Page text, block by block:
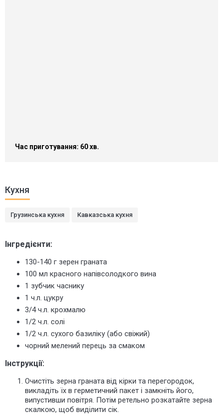
Час приготування: 60 хв.
Кухня
Грузинська кухня Кавказська кухня
Інгредієнти:
130-140 г зерен граната
100 мл красного напівсолодкого вина
1 зубчик часнику
1 ч.л. цукру
3/4 ч.л. крохмалю
1/2 ч.л. солі
1/2 ч.л. сухого базиліку (або свіжий)
чорний мелений перець за смаком
Інструкції:
Очистіть зерна граната від кірки та перегородок,
викладіть їх в герметичний пакет і замкніть його,
випустивши повітря. Потім ретельно розкатайте зерна
скалкою, щоб виділити сік.